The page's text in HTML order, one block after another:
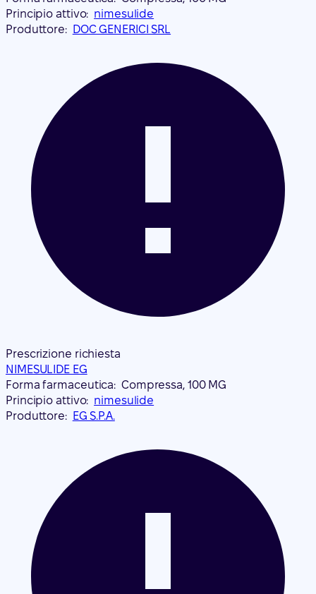
Principio attivo: nimesulide
Produttore: DOC GENERICI SRL
Prescrizione richiesta
NIMESULIDE EG
Forma farmaceutica: Compressa, 100 MG
Principio attivo: nimesulide
Produttore: EG S.P.A.